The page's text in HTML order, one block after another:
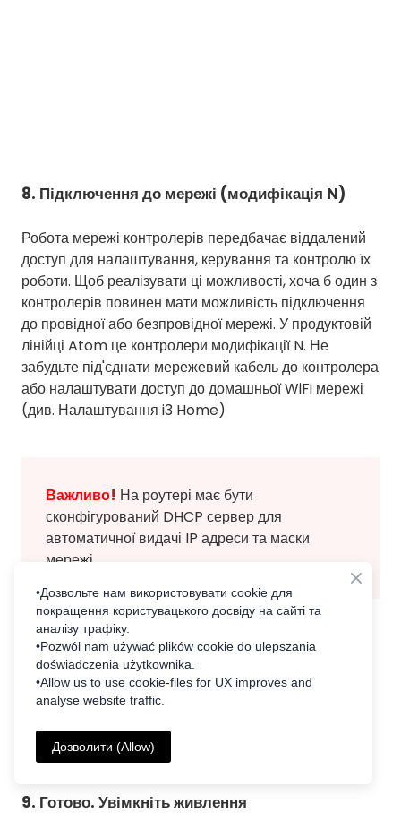
8. Підключення до мережі (модифікація N)
Робота мережі контролерів передбачає віддалений
доступ для налаштування, керування та контролю їх
роботи. Щоб реалізувати ці можливості, хоча б один з
контролерів повинен мати можливість підключення
до провідної або безпровідної мережі. У продуктовій
лінійці Atom це контролери модифікації N. Не
забудьте під'єднати мережевий кабель до контролера
або налаштувати доступ до домашньої WiFi мережі
(див. Налаштування i3 Home)
Важливо! На роутері має бути
сконфігурований DHCP сервер для
автоматичної видачі IP адреси та маски
мережі.
9. Готово. Увімкніть живлення
•Дозвольте нам використовувати cookie для
покращення користувацького досвіду на сайті та
аналізу трафіку.
•Pozwól nam używać plików cookie do ulepszania
doświadczenia użytkownika.
•Allow us to use cookie-files for UX improves and
analyse website traffic.
Дозволити (Allow)